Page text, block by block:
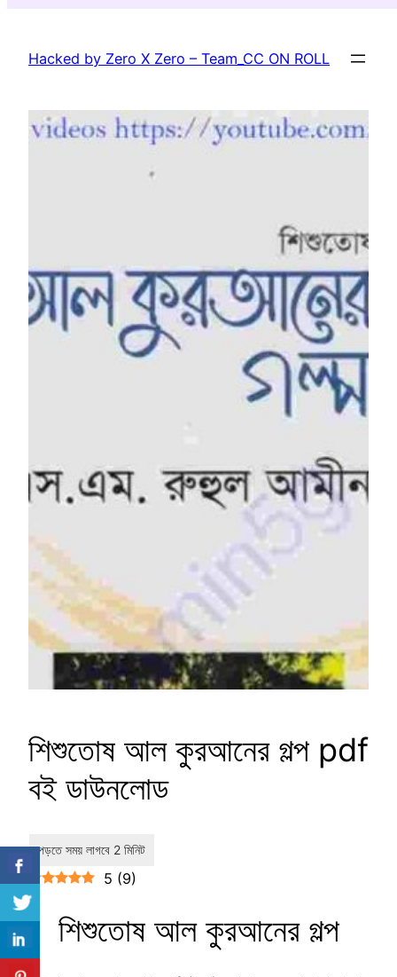
content
Hacked by Zero X Zero – Team_CC ON ROLL
শিশুতোষ আল কুরআনের গল্প pdf
বই ডাউনলোড
5 (9)
শিশুতোষ আল কুরআনের গল্প